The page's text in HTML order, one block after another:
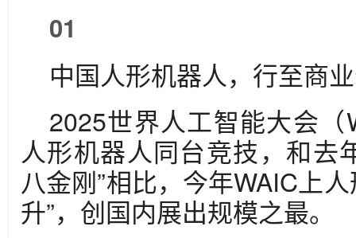
01
中国人形机器人，行至商
2025世界人工智能大会
人形机器人同台竞技，和去
八金刚”相比，今年WAIC上
升”，创国内展出规模之最。